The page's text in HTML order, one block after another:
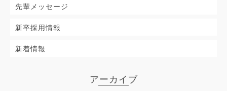
先輩メッセージ
新卒採用情報
新着情報
アーカイブ